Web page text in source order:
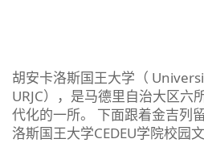
胡安卡洛斯国王大学（
URJC），是马德里自治大区六
代化的一所。 下面跟着金吉列
洛斯国王大学CEDEU学院校园文